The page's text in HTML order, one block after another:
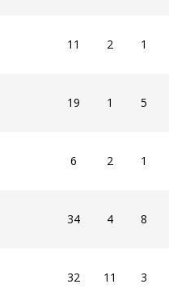
11 2 1
19 1 5
6 2 1
34 4 8
32 11 3